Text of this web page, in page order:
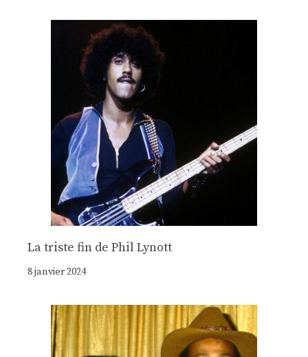
La triste fin de Phil Lynott
8 janvier 2024